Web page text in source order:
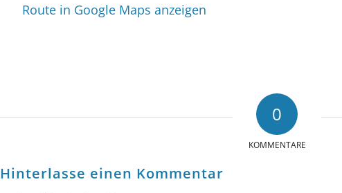
Route in Google Maps anzeigen
0
KOMMENTARE
Hinterlasse einen Kommentar